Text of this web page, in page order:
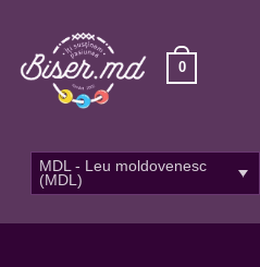
content
0
MDL - Leu moldovenesc
(MDL)